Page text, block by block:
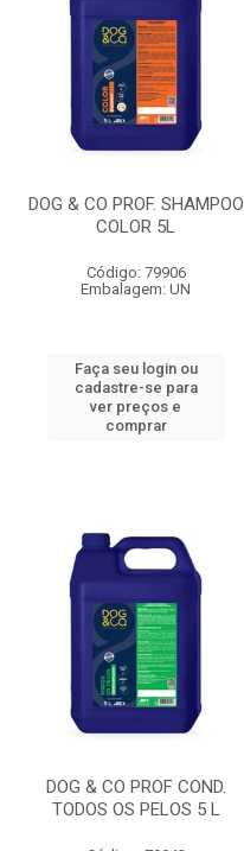
DOG & CO PROF. SHAMPOO
COLOR 5L
Código: 79906
Embalagem: UN
Faça seu login ou
cadastre-se para
ver preços e
comprar
DOG & CO PROF COND.
TODOS OS PELOS 5 L